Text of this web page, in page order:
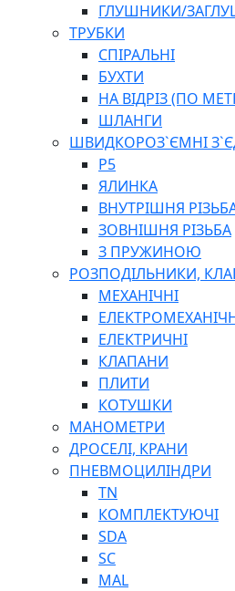
ГЛУШНИКИ/
ТРУБКИ
СПІРАЛЬНІ
БУХТИ
НА ВІДРІЗ (ПО
ШЛАНГИ
ШВИДКОРОЗ`ЄМНІ
P5
ЯЛИНКА
ВНУТРІШНЯ
ЗОВНІШНЯ РІЗЬБА
З ПРУЖИНОЮ
РОЗПОДІЛЬНИКИ,
МЕХАНІЧНІ
ЕЛЕКТРИЧНІ
КЛАПАНИ
ПЛИТИ
КОТУШКИ
МАНОМЕТРИ
ДРОСЕЛІ, КРАНИ
ПНЕВМОЦИЛІНДРИ
TN
КОМПЛЕКТУЮЧІ
SDA
SC
MAL